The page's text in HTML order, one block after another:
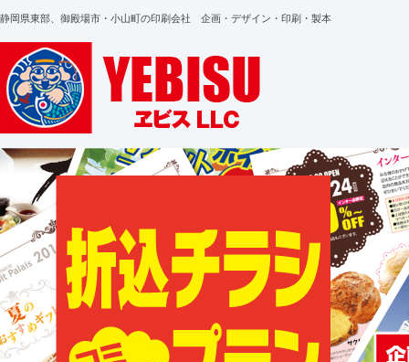
静岡県東部、御殿場市・小山町の印刷会社 企画・デザイン・印刷・製本